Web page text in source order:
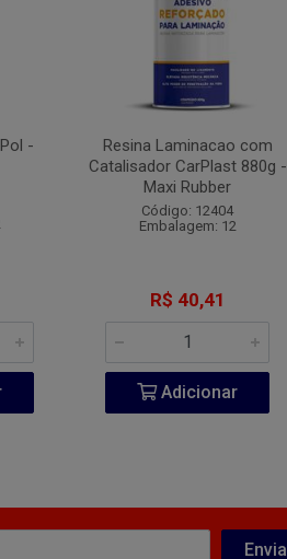
-
Resina Laminacao com
Catalisador CarPlast 880g -
Maxi Rubber
Código: 12404
Embalagem: 12
R$ 40,41
Adicionar